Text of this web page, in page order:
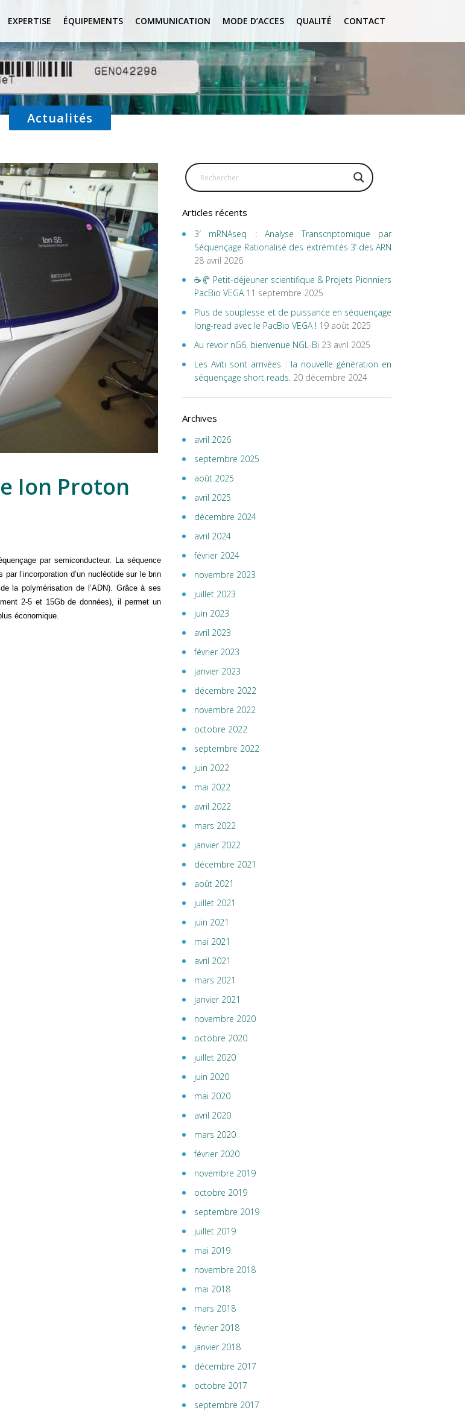
EXPERTISE ÉQUIPEMENTS COMMUNICATION MODE D’ACCES QUALITÉ CONTACT
Actualités
Ion Proton
par semiconducteur. La séquence
l’incorporation d’un nucléotide sur le brin
la polymérisation de l’ADN). Grâce à ses
2-5 et 15Gb de données), il permet un
économique.
Articles récents
3′ mRNAseq : Analyse Transcriptomique par
Séquençage Rationalisé des extrémités 3’ des ARN
28 avril 2026
☕🥐 Petit-déjeuner scientifique & Projets Pionniers
PacBio VEGA 11 septembre 2025
Plus de souplesse et de puissance en séquençage
long-read avec le PacBio VEGA ! 19 août 2025
Au revoir nG6, bienvenue NGL-Bi 23 avril 2025
Les Aviti sont arrivées : la nouvelle génération en
séquençage short reads. 20 décembre 2024
Archives
avril 2026
septembre 2025
août 2025
avril 2025
décembre 2024
avril 2024
février 2024
novembre 2023
juillet 2023
juin 2023
avril 2023
février 2023
janvier 2023
décembre 2022
novembre 2022
octobre 2022
septembre 2022
juin 2022
mai 2022
avril 2022
mars 2022
janvier 2022
décembre 2021
août 2021
juillet 2021
juin 2021
mai 2021
avril 2021
mars 2021
janvier 2021
novembre 2020
octobre 2020
juillet 2020
juin 2020
mai 2020
avril 2020
mars 2020
février 2020
novembre 2019
octobre 2019
septembre 2019
juillet 2019
mai 2019
novembre 2018
mai 2018
mars 2018
février 2018
janvier 2018
décembre 2017
octobre 2017
septembre 2017